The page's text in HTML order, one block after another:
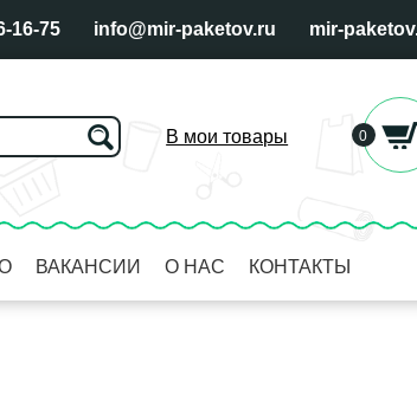
16-75 info@mir-paketov.ru mir-
В мои товары 0
ВАКАНСИИ О НАС КОНТАКТЫ